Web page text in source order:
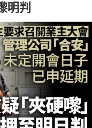
明判